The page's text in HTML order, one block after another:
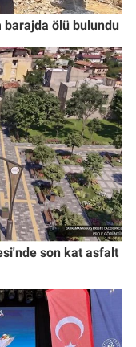
barajda ölü bulundu
son kat asfalt